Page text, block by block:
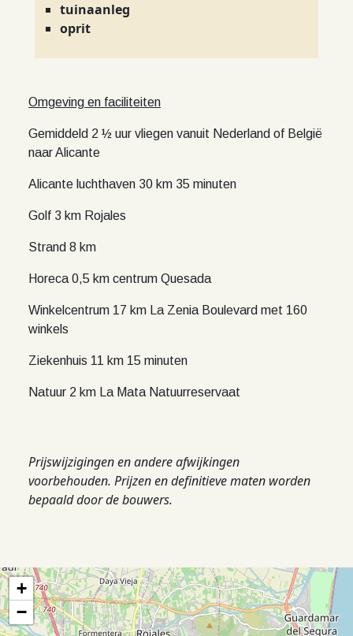
tuinaanleg
oprit
Omgeving en faciliteiten
Gemiddeld 2 ½ uur vliegen vanuit Nederland of België
naar Alicante
Alicante luchthaven 30 km 35 minuten
Golf 3 km Rojales
Strand 8 km
Horeca 0,5 km centrum Quesada
Winkelcentrum 17 km La Zenia Boulevard met 160
winkels
Ziekenhuis 11 km 15 minuten
Natuur 2 km La Mata Natuurreservaat
Prijswijzigingen en andere afwijkingen
voorbehouden. Prijzen en definitieve maten worden
bepaald door de bouwers.
+
−